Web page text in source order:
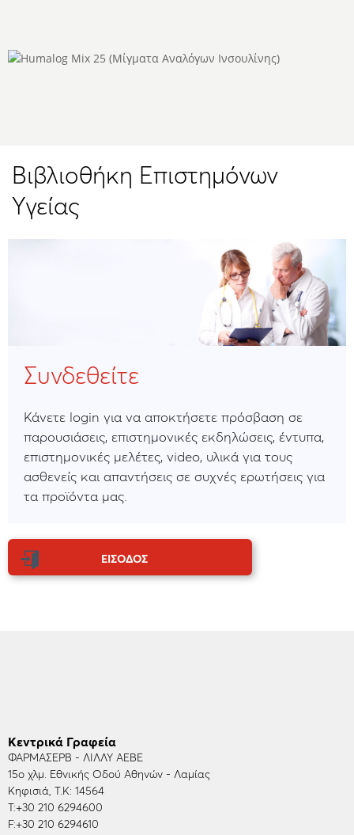
Βιβλιοθήκη Επιστημόνων
Υγείας
Συνδεθείτε
Κάνετε login για να αποκτήσετε πρόσβαση σε
παρουσιάσεις, επιστημονικές εκδηλώσεις, έντυπα,
επιστημονικές μελέτες, video, υλικά για τους
ασθενείς και απαντήσεις σε συχνές ερωτήσεις για
τα προϊόντα μας.
ΕΙΣΟΔΟΣ
Κεντρικά Γραφεία
ΦΑΡΜΑΣΕΡΒ - ΛΙΛΛΥ ΑΕΒΕ
15ο χλμ. Εθνικής Οδού Αθηνών - Λαμίας
Κηφισιά, Τ.Κ: 14564
Τ:+30 210 6294600
F:+30 210 6294610